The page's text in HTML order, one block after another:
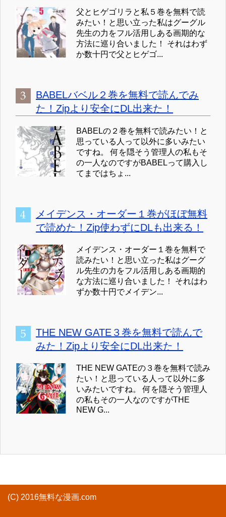
父とヒゲゴリラと私５巻を無料で読
みたい！と思い立った私はグーグル
先生の力をフル活用しある画期的な
方法に巡り合いました！ それはわず
か数十円で父とヒゲゴ...
BABELバベル２巻を無料で読んでみ
た！Zipより安全にDL出来た！
BABELの２巻を無料で読みたい！と
思っている人って以外に多いみたい
ですね。 何を隠そう管理人の私もそ
の一人なのですがBABELって購入し
てまではちょ...
メイデンス・オーダー１巻がほぼ無料
で読めた！Zip使わずにDLも出来る！
メイデンス・オーダー１巻を無料で
読みたい！と思い立った私はグーグ
ル先生の力をフル活用しある画期的
な方法に巡り合いました！ それはわ
ずか数十円でメイデン...
THE NEW GATE３巻を無料で読んで
みた！Zipより安全にDL出来た！
THE NEW GATEの３巻を無料で読み
たい！と思っている人って以外に多
いみたいですね。 何を隠そう管理人
の私もその一人なのですがTHE
NEW G...
(C) 2016無料な漫画.com